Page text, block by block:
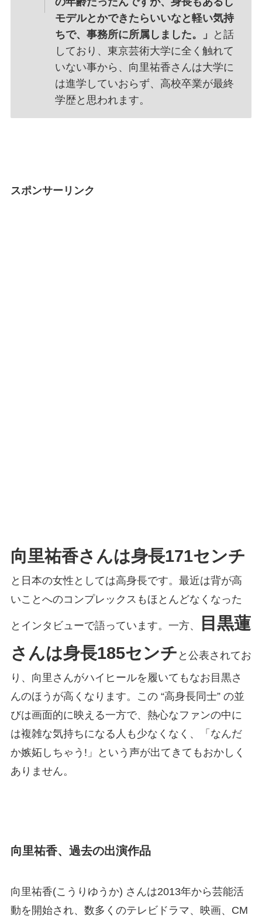
モデルとかできたらいいなと軽い気持
ちで、事務所に所属しました。」
と話
しており、東京芸術大学に全く触れて
いない事から、向里祐香さんは大学に
は進学していおらず、高校卒業が最終
学歴と思われます。
スポンサーリンク
向里祐香さんは身長171センチ
と日本の女性としては高身長です。最近は背が高
いことへのコンプレックスもほとんどなくなった
とインタビューで語っています。一方、
目黒蓮
さんは身長185センチ と公表されてお
り、向里さんがハイヒールを履いてもなお目黒さ
んのほうが高くなります。この “高身長同士” の並
びは画面的に映える一方で、熱心なファンの中に
は複雑な気持ちになる人も少なくなく、「なんだ
か嫉妬しちゃう!」という声が出てきてもおかしく
ありません。
向里祐香、過去の出演作品
向里祐香(こうりゆうか) さんは2013年から芸能活
動を開始され、数多くのテレビドラマ、映画、CM